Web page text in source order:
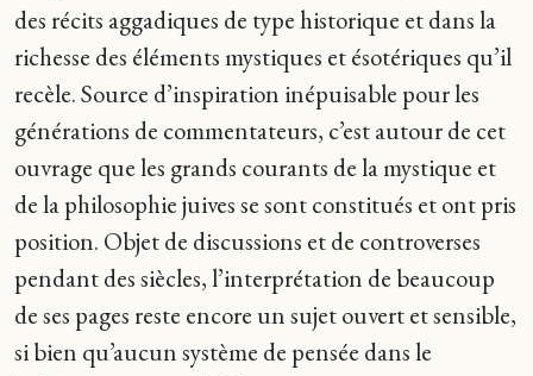
des récits aggadiques de type historique et dans la
richesse des éléments mystiques et ésotériques qu’il
recèle. Source d’inspiration inépuisable pour les
générations de commentateurs, c’est autour de cet
ouvrage que les grands courants de la mystique et
de la philosophie juives se sont constitués et ont pris
position. Objet de discussions et de controverses
pendant des siècles, l’interprétation de beaucoup
de ses pages reste encore un sujet ouvert et sensible,
si bien qu’aucun système de pensée dans le